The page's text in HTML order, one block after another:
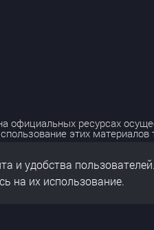
ресурсах
этих
и удобства пользователей.
на их использование.